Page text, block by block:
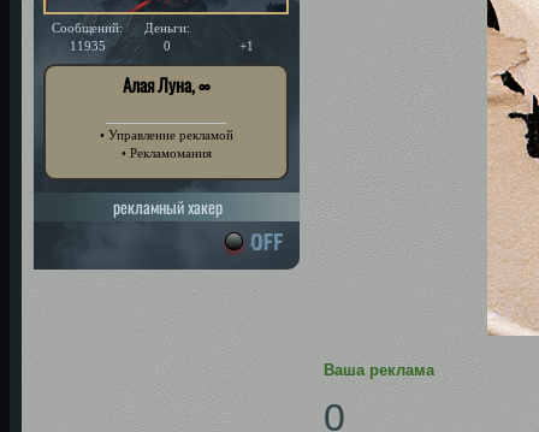
Сообщений:
11935
Деньги:
0
+1
Алая Луна, ∞
• Управление рекламой
• Рекламомания
рекламный хакер
Ваша реклама
0